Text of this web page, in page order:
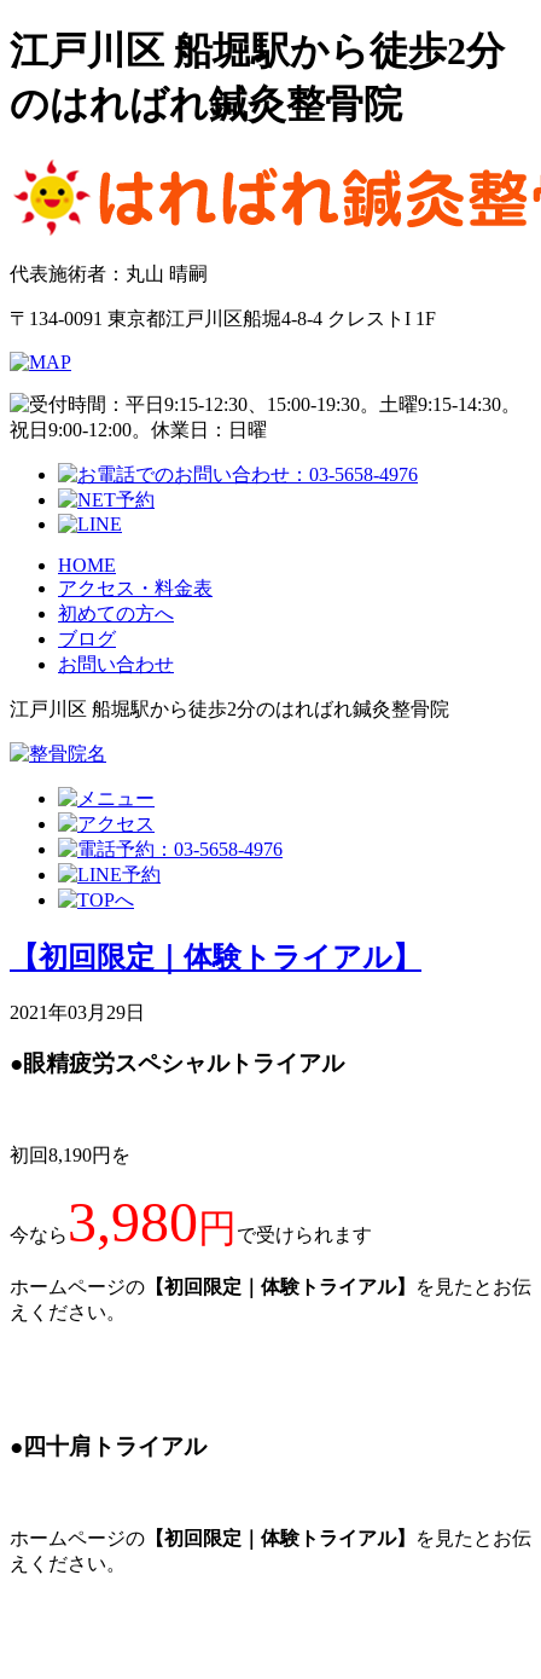
江戸川区 船堀駅から徒歩2分
のはればれ鍼灸整骨院
代表施術者：丸山 晴嗣
〒134-0091 東京都江戸川区船堀4-8-4 クレストI 1F
HOME
アクセス・料金表
初めての方へ
ブログ
お問い合わせ
江戸川区 船堀駅から徒歩2分のはればれ鍼灸整骨院
【初回限定｜体験トライアル】
2021年03月29日
●眼精疲労スペシャルトライアル
初回8,190円を
今なら 3,980円 で受けられます
ホームページの 【初回限定｜体験トライアル】
を見たとお伝
えください。
●四十肩トライアル
ホームページの 【初回限定｜体験トライアル】
を見たとお伝
えください。